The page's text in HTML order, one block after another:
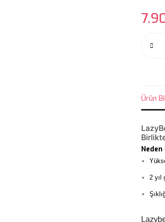
Ürün
Neden
2 yıl